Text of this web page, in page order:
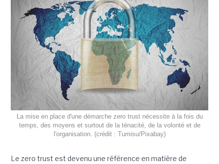
La mise en place d'une démarche zero trust nécessite à la fois du
temps, des moyens et surtout de la ténacité, de la volonté et de
l'organisation. (crédit : Tumisu/Pixabay)
Le zero trust est devenu une référence en matière de